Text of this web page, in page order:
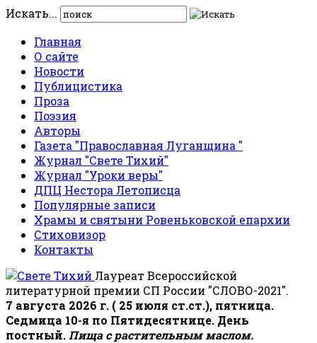
Искать...
Главная
О сайте
Новости
Публицистика
Проза
Поэзия
Авторы
Газета "Православная Луганщина "
Журнал "Свете Тихий"
Журнал "Уроки веры"
ДПЦ Нестора Летописца
Популярные записи
Храмы и святыни Ровеньковской епархии
Стиховизор
Контакты
Лауреат Всероссийской
литературной премии СП России "СЛОВО-2021".
7 августа 2026 г. ( 25 июля ст.ст.), пятница.
Седмица 10-я по Пятидесятнице. День
постный. Пища с растительным маслом.